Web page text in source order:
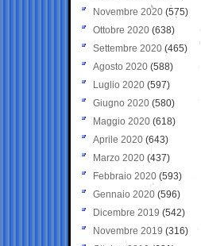
Novembre 2020 (575)
Ottobre 2020 (638)
Settembre 2020(465)
Agosto 2020 (588)
Luglio 2020 (597)
Giugno 2020 (580)
Maggio 2020 (618)
Aprile 2020 (643)
Marzo 2020 (437)
Febbraio 2020 (593)
Gennaio 2020 (596)
Dicembre 2019 (542)
Novembre 2019 (316)